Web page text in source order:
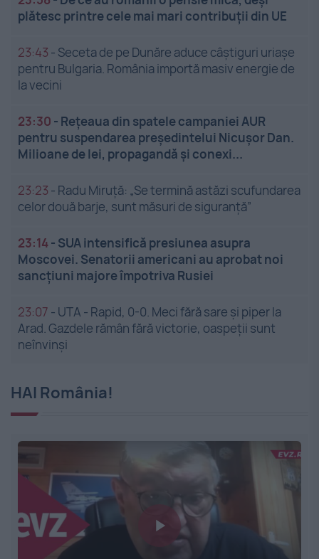
plătesc printre cele mai mari contribuții din UE
23:43 - Seceta de pe Dunăre aduce câștiguri uriașe
pentru Bulgaria. România importă masiv energie de
la vecini
23:30 - Rețeaua din spatele campaniei AUR
pentru suspendarea președintelui Nicușor Dan.
Milioane de lei, propagandă și conexi...
23:23 - Radu Miruță: „Se termină astăzi scufundarea
celor două barje, sunt măsuri de siguranţă”
23:14- SUA intensifică presiunea asupra
Moscovei. Senatorii americani au aprobat noi
sancțiuni majore împotriva Rusiei
23:07 - UTA - Rapid, 0-0. Meci fără sare și piper la
Arad. Gazdele rămân fără victorie, oaspeții sunt
neînvinși
HAI România!